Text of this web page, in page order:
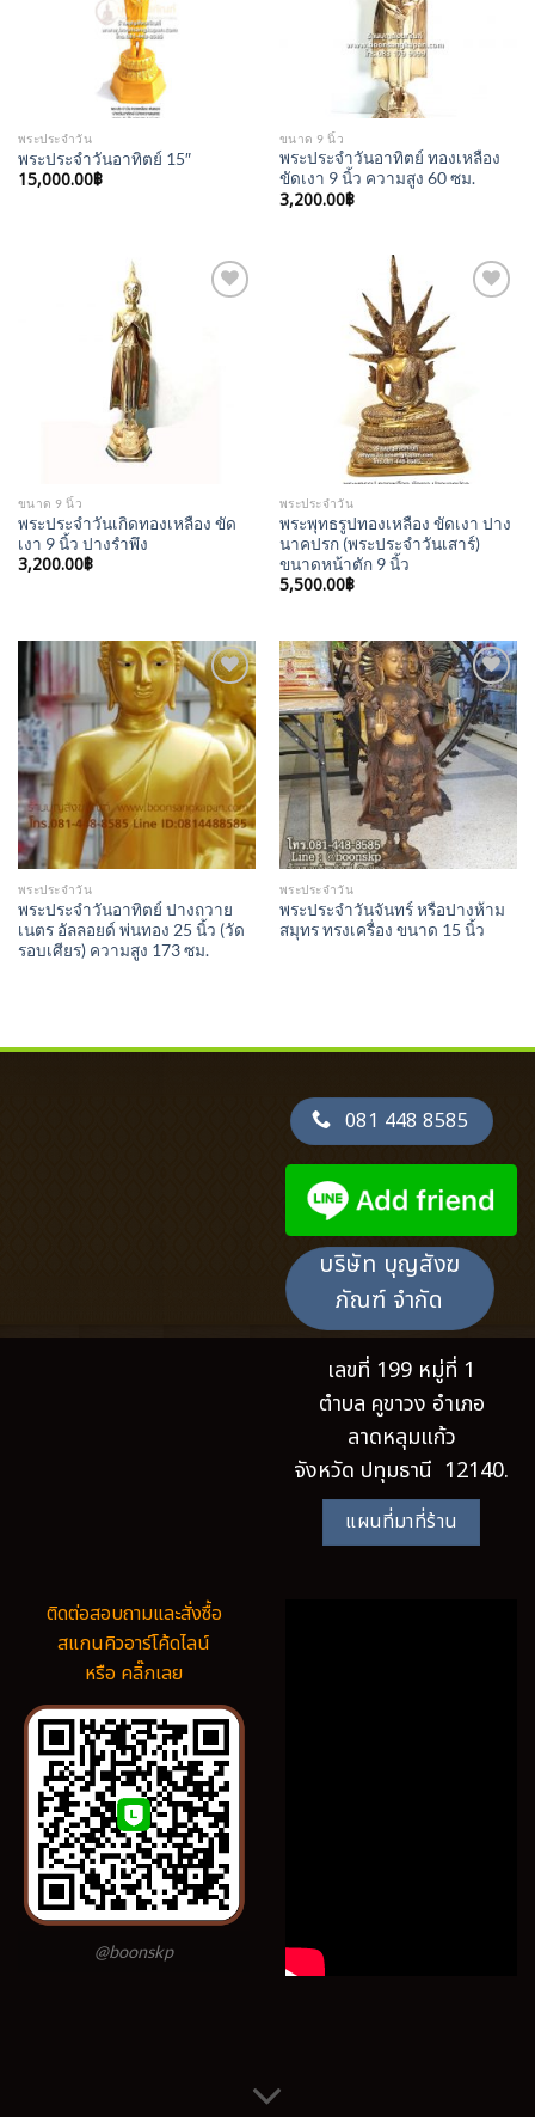
พระประจำวัน
พระประจำวันอาทิตย์ 15″
15,000.00฿
ขนาด 9 นิ้ว
พระประจำวันอาทิตย์ ทองเหลือง
ขัดเงา 9 นิ้ว ความสูง 60 ซม.
3,200.00฿
ขนาด 9 นิ้ว
พระประจำวันเกิดทองเหลือง ขัด
เงา 9 นิ้ว ปางรำพึง
3,200.00฿
พระประจำวัน
พระพุทธรูปทองเหลือง ขัดเงา ปาง
นาคปรก (พระประจำวันเสาร์)
ขนาดหน้าตัก 9 นิ้ว
5,500.00฿
Add to
Wishlist
พระประจำวัน
พระประจำวันอาทิตย์ ปางถวาย
เนตร อัลลอยด์ พ่นทอง 25 นิ้ว (วัด
รอบเศียร) ความสูง 173 ซม.
Add to
Wishlist
พระประจำวัน
พระประจำวันจันทร์ หรือปางห้าม
สมุทร ทรงเครื่อง ขนาด 15 นิ้ว
081 448 8585
บริษัท บุญสังฆ
ภัณฑ์ จำกัด
เลขที่ 199 หมู่ที่ 1
ตำบล คูขาวง อำเภอ
ลาดหลุมแก้ว
จังหวัด ปทุมธานี 12140.
แผนที่มาที่ร้าน
ติดต่อสอบถามและสั่งซื้อ
สแกนคิวอาร์โค้ดไลน์
หรือ คลิ๊กเลย
@boonskp